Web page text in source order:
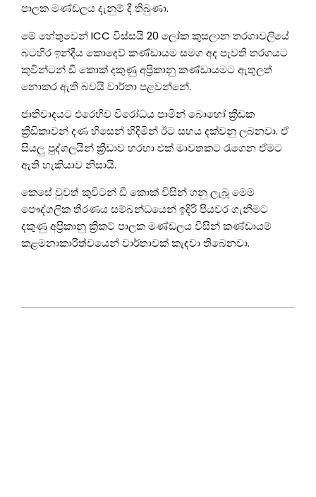
පාලක මණ්ඩලය දැනුම් දී තිබුණා.
මේ හේතුවෙන් ICC විස්සයි 20 ලෝක කුසලාන තරගාවලියේ
බටහිර ඉන්දීය කොදෙව් කණ්ඩායම සමග අද පැවති තරගයට
කුවින්ටන් ඩී කොක් දකුණු අප්‍රිකානු කණ්ඩායමට ඇතුලත්
නොකර ඇති බවයි වාර්තා පළවන්නේ.
ජාතිවාදයට එරෙහිව විරෝධය පාමින් බොහෝ ක්‍රීඩක
ක්‍රීඩිකාවන් දණ හිසෙන් හිදිමින් ඊට සහය දක්වනු ලබනවා. ඒ
සියලු පුද්ගලයින් ක්‍රීඩාව හරහා එක් මාවතකට රැගෙන ඒමට
ඇති හැකියාව නිසායි.
කෙසේ වුවත් කුවිටන් ඩී කොක් විසින් ගනු ලැබූ මෙම
පෞද්ගලික තීරණය සම්බන්ධයෙන් ඉදිරි පියවර ගැනීමට
දකුණු අප්‍රිකානු ක්‍රිකට් පාලක මණ්ඩලය විසින් කණ්ඩායම්
කළමනාකාරිත්වයෙන් වාර්තාවක් කැඳවා තිබෙනවා.